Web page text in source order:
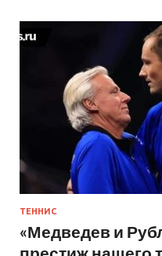
ТЕННИС
«Медведев и